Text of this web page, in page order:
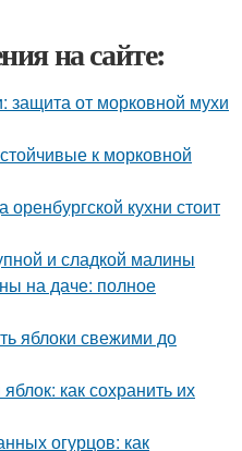
на сайте:
защита от морковной мухи
к морковной
кухни стоит
и сладкой малины
на даче: полное
яблоки свежими до
как сохранить их
огурцов: как